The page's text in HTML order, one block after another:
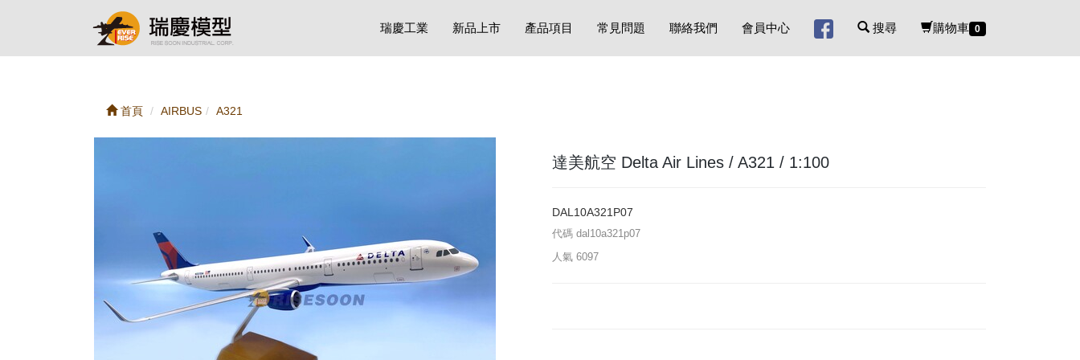
瑞慶工業 新品上市 產品項目 常見問題 聯絡我們 會員中心 搜尋 購物車 0
首頁 AIRBUS A321
達美航空 Delta Air Lines / A321 / 1:100
DAL10A321P07
代碼 dal10a321p07
人氣 6097